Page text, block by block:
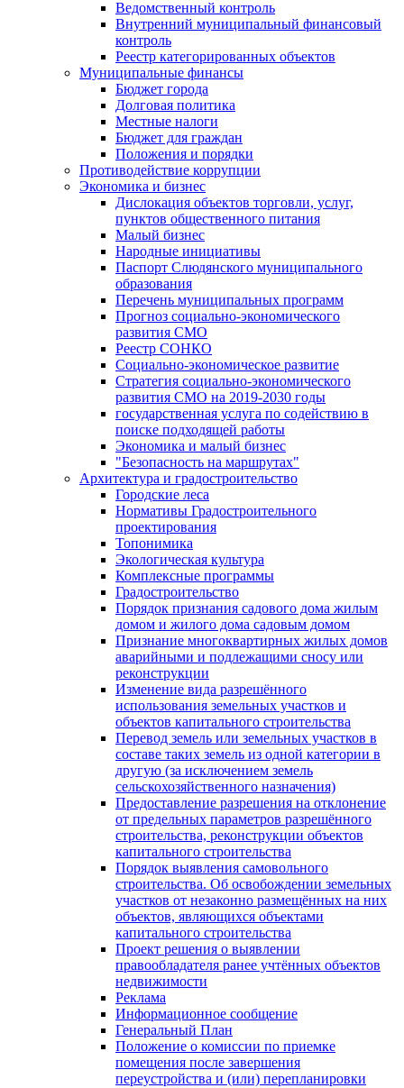
Ведомственный контроль
Внутренний муниципальный финансовый
контроль
Реестр категорированных объектов
Муниципальные финансы
Бюджет города
Долговая политика
Местные налоги
Бюджет для граждан
Положения и порядки
Противодействие коррупции
Экономика и бизнес
Дислокация объектов торговли, услуг,
пунктов общественного питания
Малый бизнес
Народные инициативы
Паспорт Слюдянского муниципального
образования
Перечень муниципальных программ
Прогноз социально-экономического
развития СМО
Реестр СОНКО
Социально-экономическое развитие
Стратегия социально-экономического
развития СМО на 2019-2030 годы
государственная услуга по содействию в
поиске подходящей работы
Экономика и малый бизнес
"Безопасность на маршрутах"
Архитектура и градостроительство
Городские леса
Нормативы Градостроительного
проектирования
Топонимика
Экологическая культура
Комплексные программы
Градостроительство
Порядок признания садового дома жилым
домом и жилого дома садовым домом
Признание многоквартирных жилых домов
аварийными и подлежащими сносу или
реконструкции
Изменение вида разрешённого
использования земельных участков и
объектов капитального строительства
Перевод земель или земельных участков в
составе таких земель из одной категории в
другую (за исключением земель
сельскохозяйственного назначения)
Предоставление разрешения на отклонение
от предельных параметров разрешённого
строительства, реконструкции объектов
капитального строительства
Порядок выявления самовольного
строительства. Об освобождении земельных
участков от незаконно размещённых на них
объектов, являющихся объектами
капитального строительства
Проект решения о выявлении
правообладателя ранее учтённых объектов
недвижимости
Реклама
Информационное сообщение
Генеральный План
Положение о комиссии по приемке
помещения после завершения
переустройства и (или) перепланировки